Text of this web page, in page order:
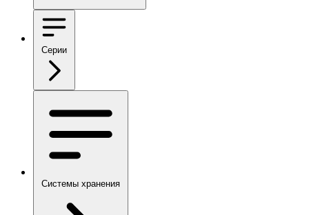
Серии
Системы хранения